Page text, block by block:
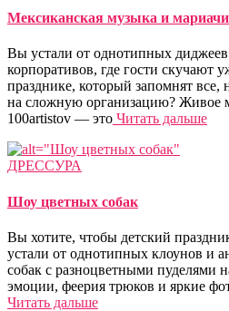
Мексиканская музыка и
Вы устали от однотипных
корпоративов, где гости скучают
празднике, который запомнят все,
на сложную организацию? Живое
100artistov — это Читать дальше
ДРЕССУРА
Шоу цветных собак
Вы хотите, чтобы детский
устали от однотипных клоунов и
собак с разноцветными пуделями
эмоции, феерия трюков и яркие
Читать дальше